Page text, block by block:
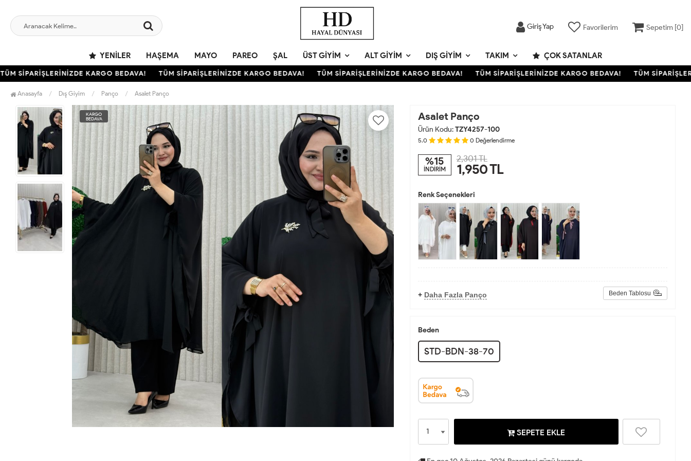
Giriş Yap Favorilerim Sepetim [0]
YENILER HAŞEMA MAYO PAREO ŞAL ÜST GIYIM ALT GIYIM DIŞ GIYIM TAKIM ÇOK SATANLAR
SİPARİŞLERİNİZDE KARGO BEDAVA! TÜM SİPARİŞLERİNİZDE KARGO BEDAVA! TÜM SİPARİŞLERİNİZDE KARGO BEDAVA! TÜM SİPARİŞLERİNİZDE KARGO BEDAVA! TÜM
Anasayfa Dış Giyim Panço Asalet Panço
KARGO
BEDAVA
Asalet Panço
Ürün Kodu:TZY4257-100
5.0 0 Değerlendirme
%15
İNDİRİM
2,301 TL
1,950TL
Renk Seçenekleri
+ Daha Fazla Panço Beden Tablosu
Beden
STD-BDN-38-70
SEPETE EKLE